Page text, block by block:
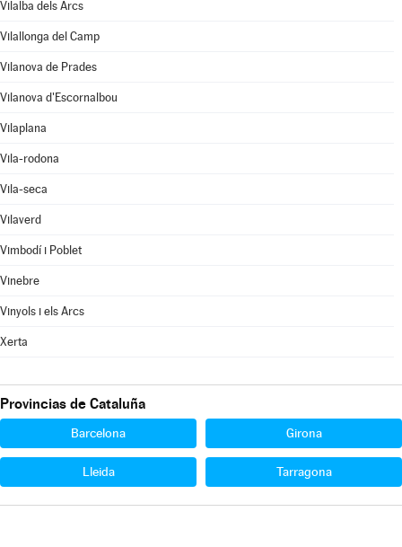
Vilalba dels Arcs
Vilallonga del Camp
Vilanova de Prades
Vilanova d'Escornalbou
Vilaplana
Vila-rodona
Vila-seca
Vilaverd
Vimbodí i Poblet
Vinebre
Vinyols i els Arcs
Xerta
Provincias de Cataluña
Barcelona Girona
Lleida Tarragona